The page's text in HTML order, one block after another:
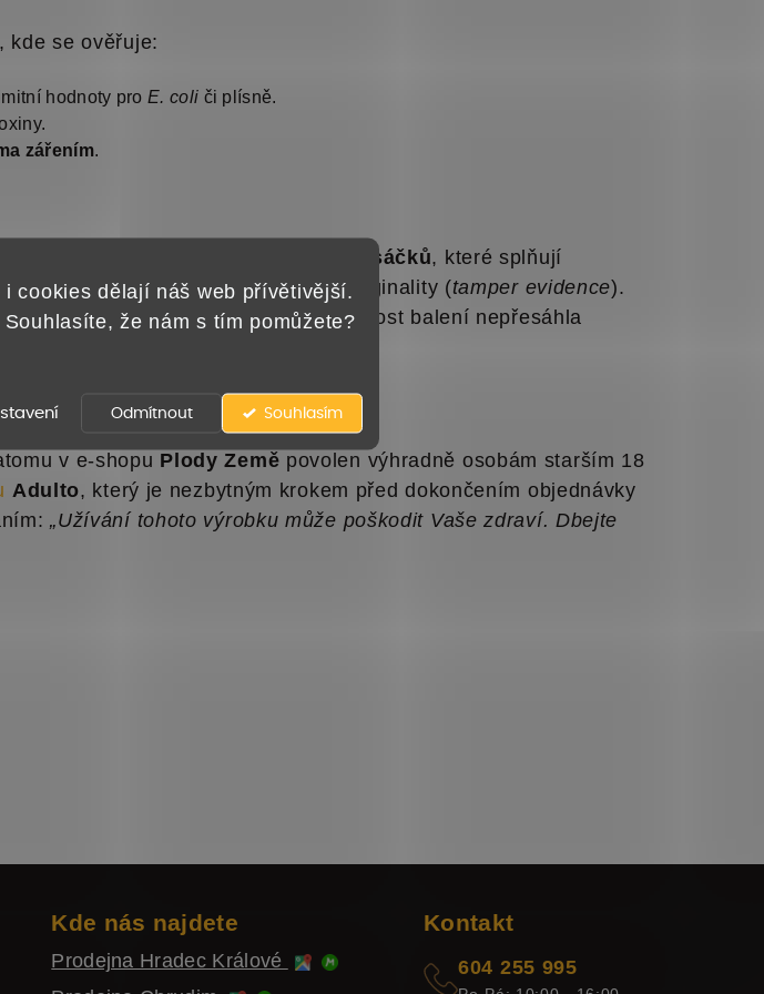
i cookies dělají náš web přívětivější.
že nám s tím pomůžete?
Souhlasím
Odmítnout
, kde se ověřuje:
hodnoty proE. coli či plísně.
zářením.
doypack sáčků, které splňují
uzávěrem a pojistkou originality (tamper evidence).
surovina přesně dávkuje, aby hmotnost balení nepřesáhla
v e-shopu Plody Země povolen výhradně osobám starším 18
Adulto, který je nezbytným krokem před dokončením objednávky
„Užívání tohoto výrobku může poškodit Vaše zdraví. Dbejte
Kde nás najdete
Prodejna Hradec Králové
Kontakt
604 255 995